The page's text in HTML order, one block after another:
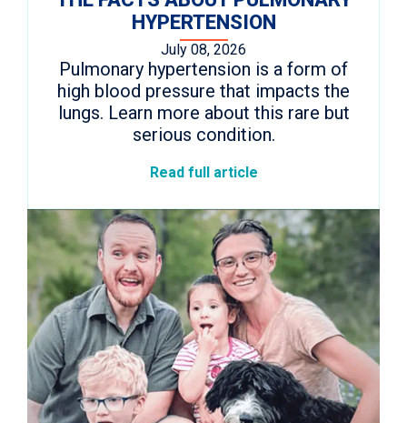
HYPERTENSION
July 08, 2026
Pulmonary hypertension is a form of
high blood pressure that impacts the
lungs. Learn more about this rare but
serious condition.
Read full article